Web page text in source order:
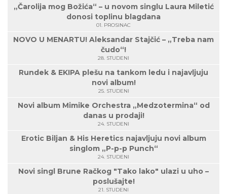
„Čarolija mog Božića“ – u novom singlu Laura Miletić
donosi toplinu blagdana
01. PROSINAC
NOVO U MENARTU! Aleksandar Stajčić – „Treba nam
čudo“!
28. STUDENI
Rundek & EKIPA plešu na tankom ledu i najavljuju
novi album!
25. STUDENI
Novi album Mimike Orchestra „Medzotermina“ od
danas u prodaji!
24. STUDENI
Erotic Biljan & His Heretics najavljuju novi album
singlom „P-p-p Punch“
24. STUDENI
Novi singl Brune Račkog "Tako lako" ulazi u uho –
poslušajte!
21. STUDENI